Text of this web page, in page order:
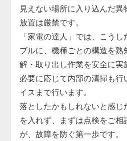
見えない場所に入り込んだ異
放置は厳禁です。
「家電の達人」では、こう
ブルに、機種ごとの構造を熟
解・取り出し作業を安全に実
必要に応じて内部の清掃も行
イスまで行います。
落としたかもしれないと感じ
を入れず、まずは点検をご相
が、故障を防ぐ第一歩です。